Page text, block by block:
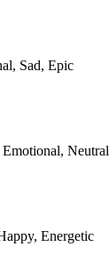
Sad, Epic
Neutral
Energetic